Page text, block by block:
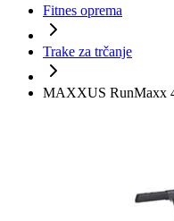
Fitnes oprema
Trake za trčanje
MAXXUS RunMaxx